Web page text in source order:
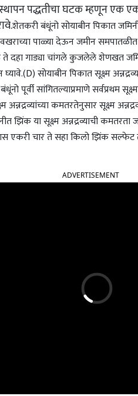
पद्धतीचा घटक म्हणून एक
शेतकरी बंधूंनो सोयाबीन पिकात
पाळ्या देऊन जमीन
दहा गाड्या चांगले कुजलेले शेणखत
(D) सोयाबीन पिकात सूक्ष्म
पूर्वी सांगितल्याप्रमाणे सर्वप्रथम
अन्नद्रव्यांच्या कमतरतेनुसार सूक्ष्म
झिंक या सूक्ष्म अन्नद्रव्याची
एकरी चार ते सहा किलो झिंक